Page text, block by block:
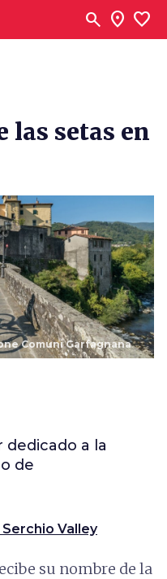
search location_on favorite
las setas en
Comuni Garfagnana
a la
de
Valley
su nombre de la